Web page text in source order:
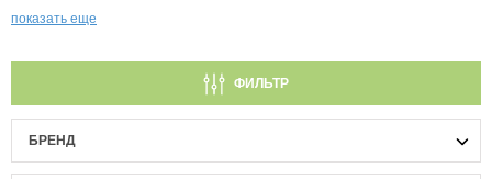
показать еще
ФИЛЬТР
БРЕНД